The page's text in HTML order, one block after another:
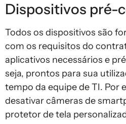
Dispositivos pré-
Todos os dispositivos são
com os requisitos do
aplicativos necessários e
seja, prontos para sua
tempo da equipe de TI. Por
desativar câmeras de
protetor de tela